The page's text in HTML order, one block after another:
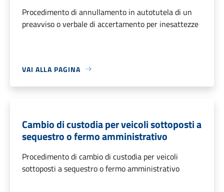
Procedimento di annullamento in autotutela di un
preavviso o verbale di accertamento per inesattezze
VAI ALLA PAGINA
Cambio di custodia per veicoli sottoposti a
sequestro o fermo amministrativo
Procedimento di cambio di custodia per veicoli
sottoposti a sequestro o fermo amministrativo